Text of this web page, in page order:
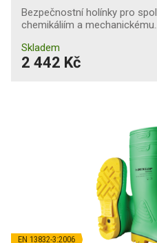
Bezpečnostní holínky pro
chemikáliím a mechanickému…
Skladem
2 442 Kč
EN 13832-3:2006